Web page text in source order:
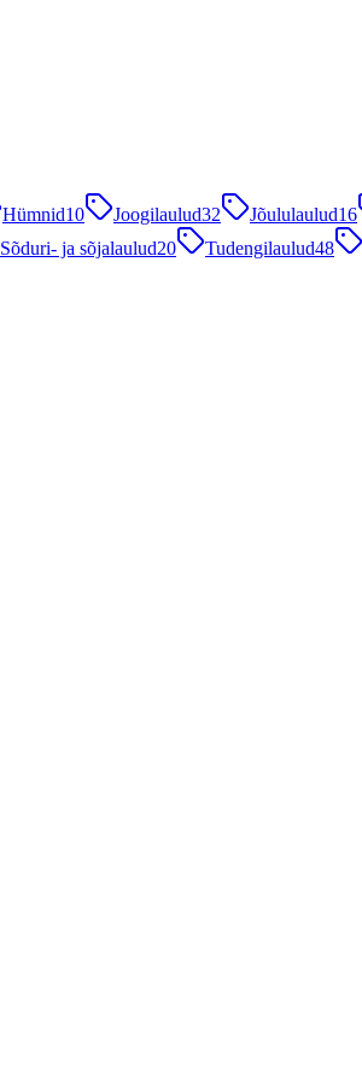
Hümnid10 Joogilaulud32 Jõululaulud16
Sõduri- ja sõjalaulud20 Tudengilaulud48